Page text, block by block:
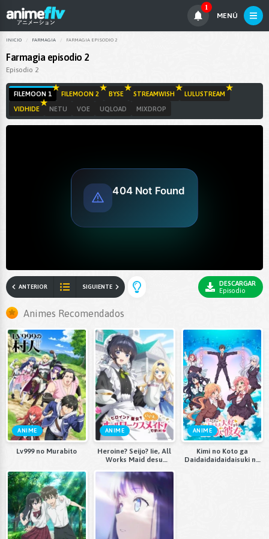
1
MENÚ
INICIO FARMAGIA FARMAGIA EPISODIO 2
Farmagia episodio 2
Episodio 2
FILEMOON 1 FILEMOON 2 BYSE STREAMWISH LULUSTREAM
VIDHIDE NETU VOE UQLOAD MIXDROP
ANTERIOR SIGUIENTE
DESCARGAR
Episodio
Animes Recomendados
ANIME
Lv999 no Murabito
ANIME
Heroine? Seijo? Iie, All
Works Maid desu
ANIME
Kimi no Koto ga
Daidaidaidaidaisuki na